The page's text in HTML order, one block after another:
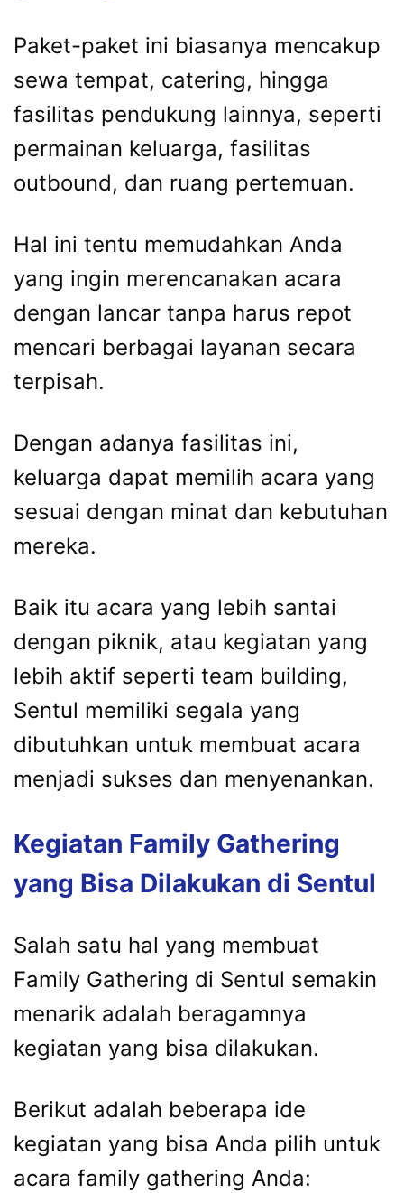
Paket-paket ini biasanya mencakup
sewa tempat, catering, hingga
fasilitas pendukung lainnya, seperti
permainan keluarga, fasilitas
outbound, dan ruang pertemuan.
Hal ini tentu memudahkan Anda
yang ingin merencanakan acara
dengan lancar tanpa harus repot
mencari berbagai layanan secara
terpisah.
Dengan adanya fasilitas ini,
keluarga dapat memilih acara yang
sesuai dengan minat dan kebutuhan
mereka.
Baik itu acara yang lebih santai
dengan piknik, atau kegiatan yang
lebih aktif seperti team building,
Sentul memiliki segala yang
dibutuhkan untuk membuat acara
menjadi sukses dan menyenankan.
Kegiatan Family Gathering
yang Bisa Dilakukan di Sentul
Salah satu hal yang membuat
Family Gathering di Sentul semakin
menarik adalah beragamnya
kegiatan yang bisa dilakukan.
Berikut adalah beberapa ide
kegiatan yang bisa Anda pilih untuk
acara family gathering Anda: